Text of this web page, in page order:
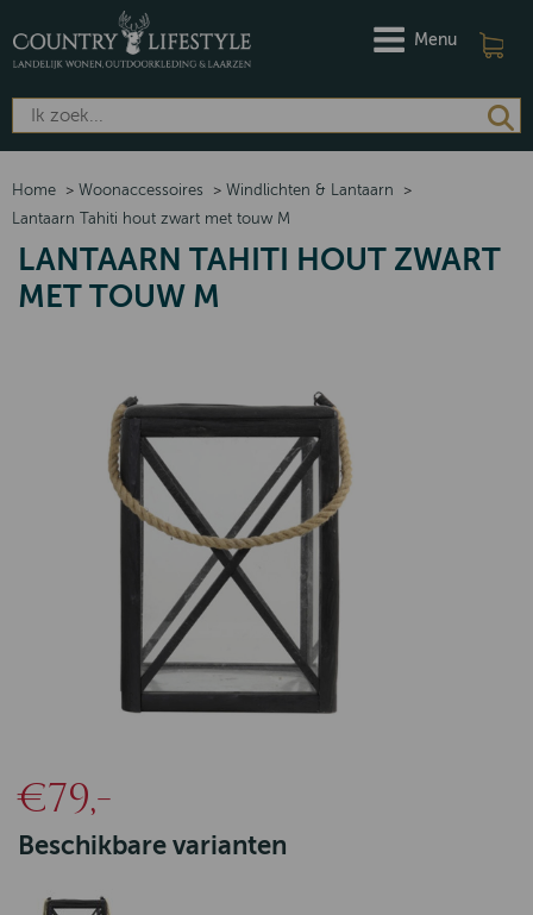
Menu
Home > Woonaccessoires > Windlichten & Lantaarn
>
Lantaarn Tahiti hout zwart met touw M
LANTAARN TAHITI HOUT ZWART
MET TOUW M
€79,-
Beschikbare varianten